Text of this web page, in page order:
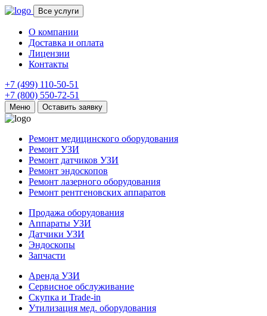
Все услуги
О компании
Доставка и оплата
Лицензии
Контакты
+7 (499) 110-50-51
+7 (800) 550-72-51
Меню Оставить заявку
Ремонт медицинского оборудования
Ремонт УЗИ
Ремонт датчиков УЗИ
Ремонт эндоскопов
Ремонт лазерного оборудования
Ремонт рентгеновских аппаратов
Продажа оборудования
Аппараты УЗИ
Датчики УЗИ
Эндоскопы
Запчасти
Аренда УЗИ
Сервисное обслуживание
Скупка и Trade-in
Утилизация мед. оборудования